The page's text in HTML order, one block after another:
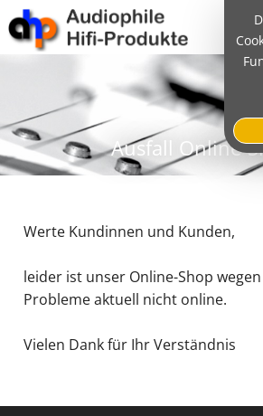
Ausfall Online-
Werte Kundinnen und Kunden,
leider ist unser Online-Shop
Probleme aktuell nicht online.
Vielen Dank für Ihr Verständnis